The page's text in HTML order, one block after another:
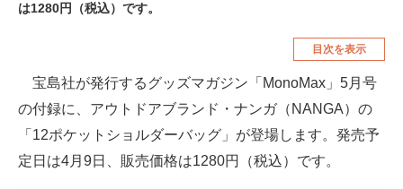
空調・季節家電
釣り具・釣り用品 食品・飲料・お酒
メディア
は1280円（税込）です。
目次を表示
宝島社が発行するグッズマガジン「MonoMax」5月号
の付録に、アウトドアブランド・ナンガ（NANGA）の
「12ポケットショルダーバッグ」が登場します。発売予
定日は4月9日、販売価格は1280円（税込）です。